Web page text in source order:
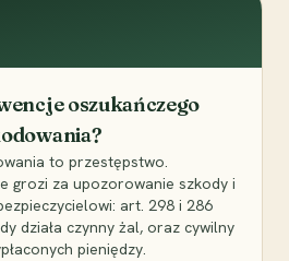
oszukańczego
to przestępstwo.
grozi za upozorowanie szkody i
art. 298 i 286
działa czynny żal, oraz cywilny
pieniędzy.